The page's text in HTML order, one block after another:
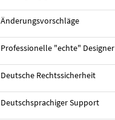
#161 Logo-Design von
Änderungsvorschläge
Professionelle "echte" Designer
Deutsche Rechtssicherheit
Deutschsprachiger Support